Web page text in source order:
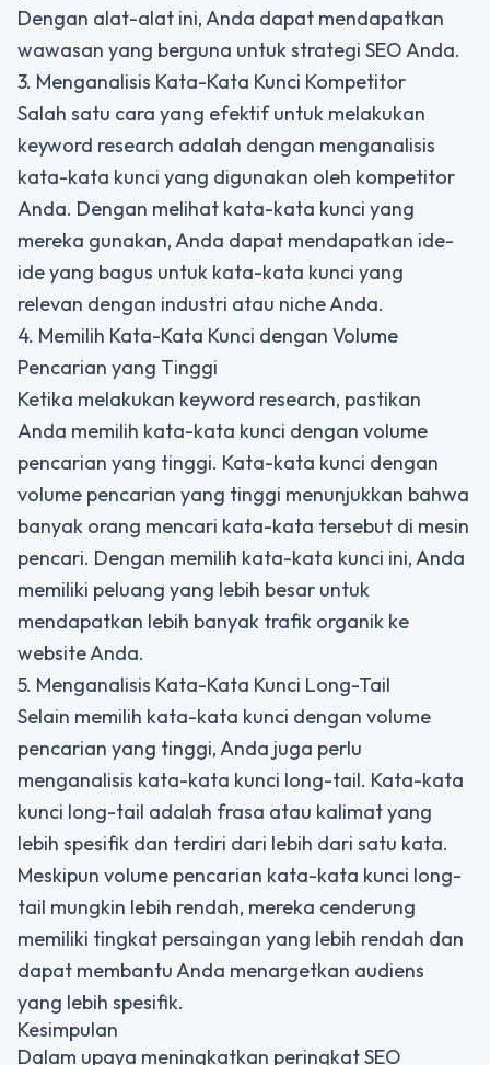
Dengan alat-alat ini, Anda dapat mendapatkan
wawasan yang berguna untuk strategi SEO Anda.
3. Menganalisis Kata-Kata Kunci Kompetitor
Salah satu cara yang efektif untuk melakukan
keyword research adalah dengan menganalisis
kata-kata kunci yang digunakan oleh kompetitor
Anda. Dengan melihat kata-kata kunci yang
mereka gunakan, Anda dapat mendapatkan ide-
ide yang bagus untuk kata-kata kunci yang
relevan dengan industri atau niche Anda.
4. Memilih Kata-Kata Kunci dengan Volume
Pencarian yang Tinggi
Ketika melakukan keyword research, pastikan
Anda memilih kata-kata kunci dengan volume
pencarian yang tinggi. Kata-kata kunci dengan
volume pencarian yang tinggi menunjukkan bahwa
banyak orang mencari kata-kata tersebut di mesin
pencari. Dengan memilih kata-kata kunci ini, Anda
memiliki peluang yang lebih besar untuk
mendapatkan lebih banyak trafik organik ke
website Anda.
5. Menganalisis Kata-Kata Kunci Long-Tail
Selain memilih kata-kata kunci dengan volume
pencarian yang tinggi, Anda juga perlu
menganalisis kata-kata kunci long-tail. Kata-kata
kunci long-tail adalah frasa atau kalimat yang
lebih spesifik dan terdiri dari lebih dari satu kata.
Meskipun volume pencarian kata-kata kunci long-
tail mungkin lebih rendah, mereka cenderung
memiliki tingkat persaingan yang lebih rendah dan
dapat membantu Anda menargetkan audiens
yang lebih spesifik.
Kesimpulan
Dalam upaya meningkatkan peringkat SEO